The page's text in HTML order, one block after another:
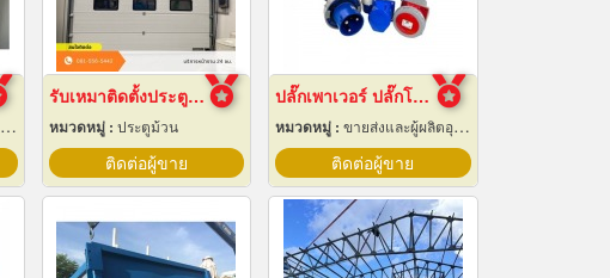
รับเหมาติดตั้งประตูไฮสปีดดอร์
หมวดหมู่ : ประตูม้วน
ติดต่อผู้ขาย
ปลั๊กเพาเวอร์ ปลั๊กโรงงาน ปลั๊กอุตสาหกรรม พัทยา ชลบุรี
หมวดหมู่ : ขายส่งและผู้ผลิตอุปกรณ์เครื่องใช้ไฟฟ้า
ติดต่อผู้ขาย